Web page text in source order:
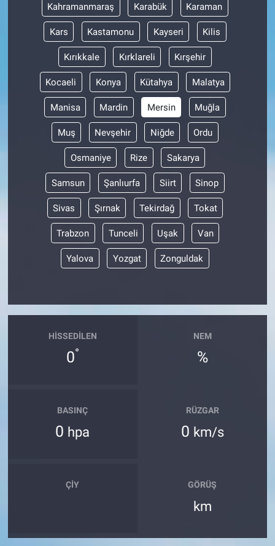
Kahramanmaraş Karabük Karaman
Kars Kastamonu Kayseri Kilis
Kırıkkale Kırklareli Kırşehir
Kocaeli Konya Kütahya Malatya
Manisa Mardin Mersin Muğla
Muş Nevşehir Niğde Ordu
Osmaniye Rize Sakarya
Samsun Şanlıurfa Siirt Sinop
Sivas Şırnak Tekirdağ Tokat
Trabzon Tunceli Uşak Van
Yalova Yozgat Zonguldak
HISSEDILEN
0°
NEM
%
BASINÇ
0 hpa
RÜZGAR
0 km/s
ÇIY GÖRÜŞ
km